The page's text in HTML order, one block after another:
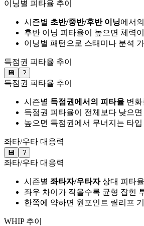
이닝별 피타율 추이
시즌별 초반/중반/후반 이닝에서
후반 이닝 피타율이 높으면 체력
이닝별 패턴으로 스태미나 분석
득점권 피타율 추이
💾 ?
득점권 피타율 추이
시즌별 득점권에서의 피타율 변
득점권 피타율이 전체보다 낮으
높으면 득점권에서 무너지는 타입
좌타/우타 대응력
💾 ?
좌타/우타 대응력
시즌별 좌타자/우타자상대 피타
좌우 차이가 작을수록 균형 잡힌
한쪽에 약하면 원포인트 릴리프
WHIP 추이